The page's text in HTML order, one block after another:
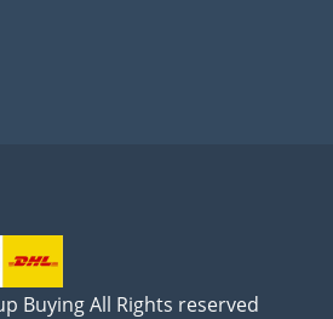
Buying All Rights reserved